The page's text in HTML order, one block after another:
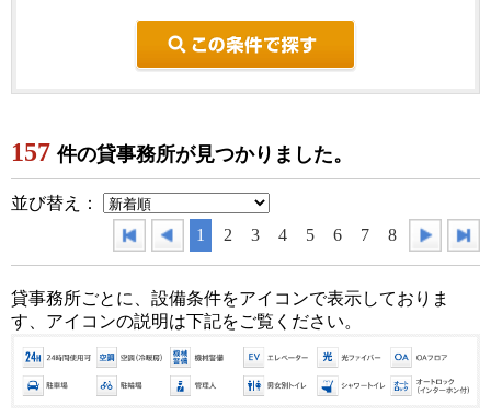
157 件の貸事務所が見つかりました。
並び替え：
1
2 3 4 5 6 7 8
貸事務所ごとに、設備条件をアイコンで表示しておりま
す、アイコンの説明は下記をご覧ください。